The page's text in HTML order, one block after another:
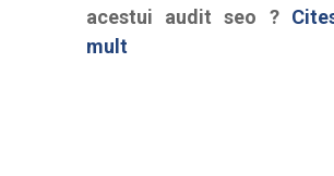
acestui audit seo ?
mult